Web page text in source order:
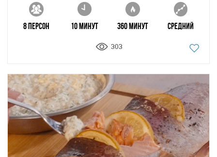
8 персон 10 минут 360 минут Средний
303